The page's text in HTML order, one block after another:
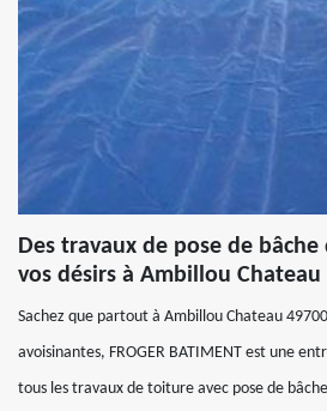
Des travaux de pose de
vos désirs à Ambillou Chateau
Sachez que partout à Ambillou Chateau
avoisinantes, FROGER BATIMENT est une
tous les travaux de toiture avec pose de